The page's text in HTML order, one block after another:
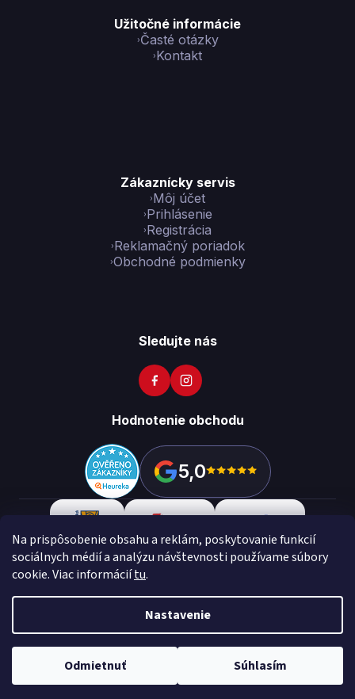
Na prispôsobenie obsahu a reklám, poskytovanie funkcií
sociálnych médií a analýzu návštevnosti používame súbory
cookie. Viac informáciítu.
Nastavenie
Odmietnuť Súhlasím
Užitočné informácie
Časté otázky
Kontakt
Zákaznícky servis
Môj účet
Prihlásenie
Registrácia
Reklamačný poriadok
Obchodné podmienky
Sledujte nás
Hodnotenie obchodu
5,0
Copyright 2026Vikon. Všetky práva vyhradené.Upraviť
nastavenie cookies
💙